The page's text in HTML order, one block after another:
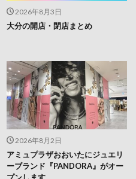
2026年8月3日
大分の開店・閉店まとめ
2026年8月2日
アミュプラザおおいたにジュエリ
ーブランド『PANDORA』がオー
プンします